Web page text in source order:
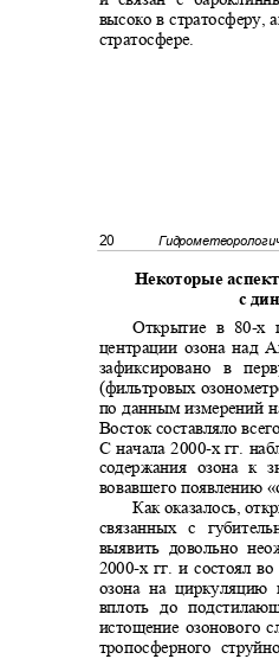
высоко в
стратосфере.
20
Некоторые
с
Открытие в 80-х
центрации озона над
зафиксировано в
(фильтровых
по данным измерений
Восток составляло
С начала 2000-х гг.
содержания озона к
вовавшего появлению
Как оказалось,
связанных с
выявить довольно
2000-х гг. и состоял
озона на
вплоть до
истощение озонового
тропосферного